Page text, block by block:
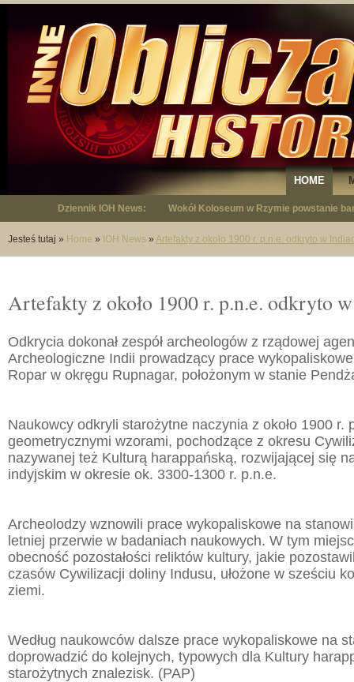
HOME
Dziennik IOH News: Wokół Koloseum w Rzymie powstanie
"Niepodległy - opowieść o Januszu
Jesteś tutaj » Home » IOH News » Artefakty z około 1900 r. p.n.e. odkryto w
Artefakty z około 1900 r. p.n.e. odkryto
Odkrycia dokonał zespół archeologów z rządowej
Archeologiczne Indii prowadzący prace
Ropar w okręgu Rupnagar, położonym w stanie
Naukowcy odkryli starożytne naczynia z około 1900 r.
geometrycznymi wzorami, pochodzące z okresu
nazywanej też Kulturą harappańską, rozwijającej się
indyjskim w okresie ok. 3300-1300 r. p.n.e.
Archeolodzy wznowili prace wykopaliskowe na
letniej przerwie w badaniach naukowych. W tym
obecność pozostałości reliktów kultury, jakie
czasów Cywilizacji doliny Indusu, ułożone w sześciu
ziemi.
Według naukowców dalsze prace wykopaliskowe na
doprowadzić do kolejnych, typowych dla Kultury
starożytnych znalezisk. (PAP)